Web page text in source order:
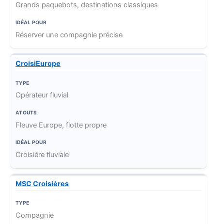
Grands paquebots, destinations classiques
Réserver une compagnie précise
CroisiEurope
Opérateur fluvial
Fleuve Europe, flotte propre
Croisière fluviale
MSC Croisières
Compagnie